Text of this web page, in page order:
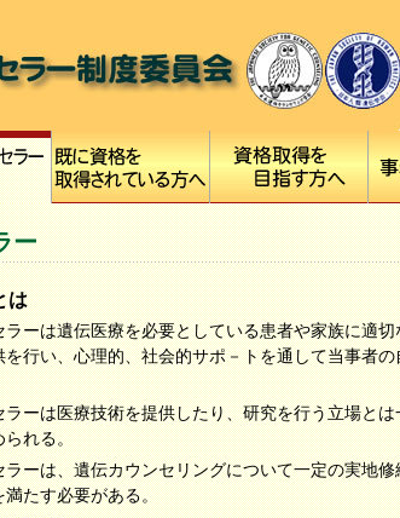
ー
は
ーは遺伝医療を必要としている患者や家族に適
を行い、心理的、社会的サポ－トを通して当事者
ーは医療技術を提供したり、研究を行う立場と
られる。
ーは、遺伝カウンセリングについて一定の実地
満たす必要がある。